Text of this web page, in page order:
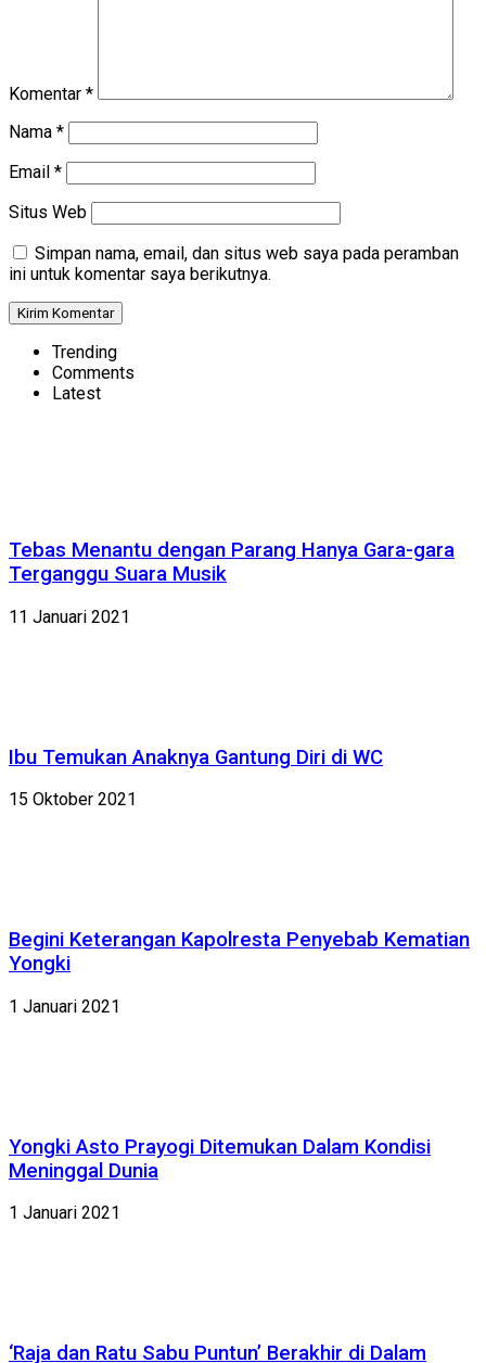
Komentar *
Nama *
Email *
Situs Web
Simpan nama, email, dan situs web saya pada peramban
ini untuk komentar saya berikutnya.
Trending
Comments
Latest
Tebas Menantu dengan Parang Hanya Gara-gara
Terganggu Suara Musik
11 Januari 2021
Ibu Temukan Anaknya Gantung Diri di WC
15 Oktober 2021
Begini Keterangan Kapolresta Penyebab Kematian
Yongki
1 Januari 2021
Yongki Asto Prayogi Ditemukan Dalam Kondisi
Meninggal Dunia
1 Januari 2021
‘Raja dan Ratu Sabu Puntun’ Berakhir di Dalam